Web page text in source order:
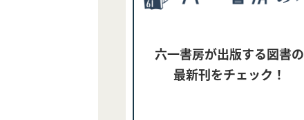
六一書房が出版する図書の
最新刊をチェック！